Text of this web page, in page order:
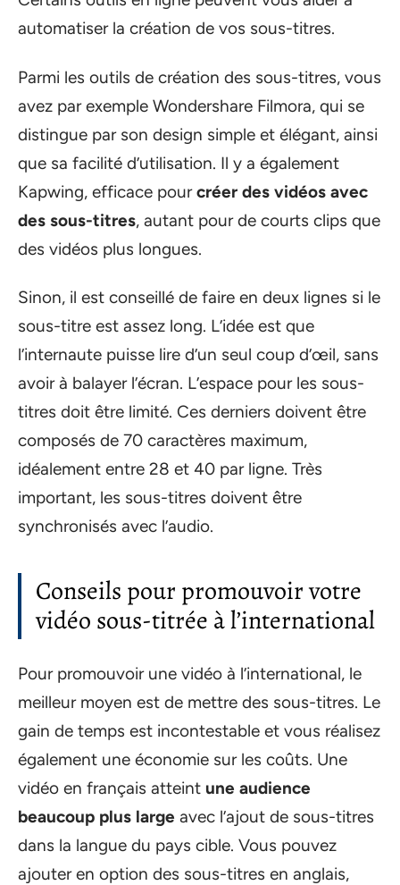
automatiser la création de vos sous-titres.
Parmi les outils de création des sous-titres, vous
avez par exemple Wondershare Filmora, qui se
distingue par son design simple et élégant, ainsi
que sa facilité d’utilisation. Il y a également
Kapwing, efficace pourcréer des vidéos avec
des sous-titres, autant pour de courts clips que
des vidéos plus longues.
Sinon, il est conseillé de faire en deux lignes si le
sous-titre est assez long. L’idée est que
l’internaute puisse lire d’un seul coup d’œil, sans
avoir à balayer l’écran. L’espace pour les sous-
titres doit être limité. Ces derniers doivent être
composés de 70 caractères maximum,
idéalement entre 28 et 40 par ligne. Très
important, les sous-titres doivent être
synchronisés avec l’audio.
Conseils pour promouvoir votre
vidéo sous-titrée à l’international
Pour promouvoir une vidéo à l’international, le
meilleur moyen est de mettre des sous-titres. Le
gain de temps est incontestable et vous réalisez
également une économie sur les coûts. Une
vidéo en français atteint une audience
beaucoup plus large avec l’ajout de sous-titres
dans la langue du pays cible. Vous pouvez
ajouter en option des sous-titres en anglais,